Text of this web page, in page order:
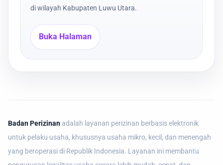
di wilayah Kabupaten Luwu Utara.
Buka Halaman
Badan Perizinan adalah layanan perizinan berbasis elektronik
untuk pelaku usaha, khususnya usaha mikro, kecil, dan menengah
yang beroperasi di Republik Indonesia. Layanan ini membantu